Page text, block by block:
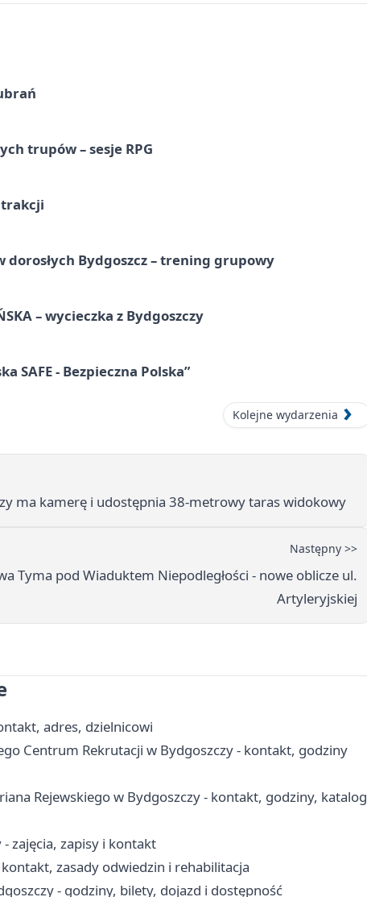
trupów – sesje RPG
dorosłych Bydgoszcz – trening grupowy
– wycieczka z Bydgoszczy
SAFE - Bezpieczna Polska”
Kolejne wydarzenia
ma kamerę i udostępnia 38-metrowy taras widokowy
Następny >>
Tyma pod Wiaduktem Niepodległości - nowe oblicze ul.
Artyleryjskiej
adres, dzielnicowi
Centrum Rekrutacji w Bydgoszczy - kontakt, godziny
Rejewskiego w Bydgoszczy - kontakt, godziny, katalog
zajęcia, zapisy i kontakt
zasady odwiedzin i rehabilitacja
- godziny, bilety, dojazd i dostępność